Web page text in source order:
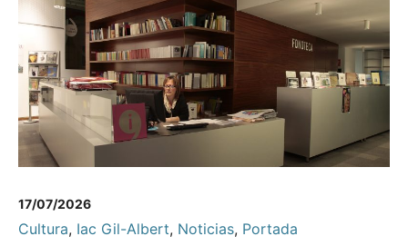
17/07/2026
Cultura, Iac Gil-Albert, Noticias, Portada